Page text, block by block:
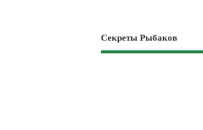
Секреты Рыбаков